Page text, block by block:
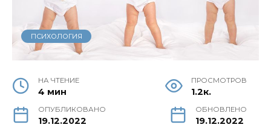
ПСИХОЛОГИЯ
НА ЧТЕНИЕ
4 мин
ПРОСМОТРОВ
1.2к.
ОПУБЛИКОВАНО
19.12.2022
ОБНОВЛЕНО
19.12.2022